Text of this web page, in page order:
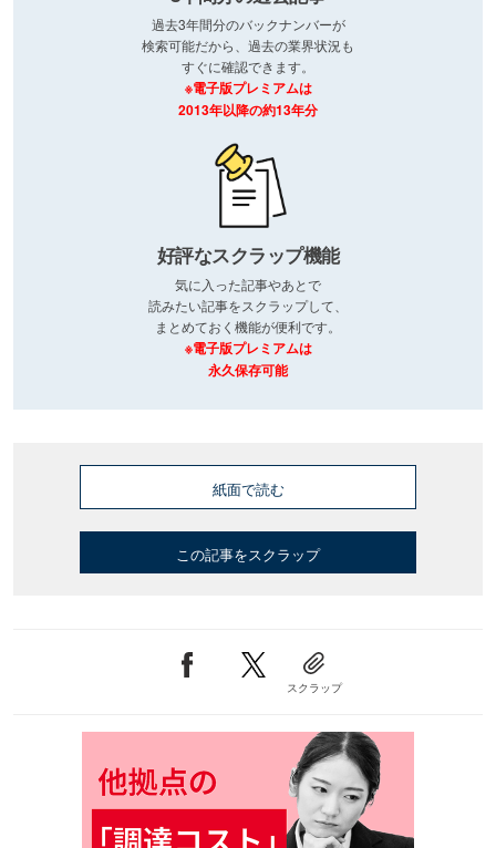
過去3年間分のバックナンバーが
検索可能だから、過去の業界状況も
すぐに確認できます。
※電子版プレミアムは
2013年以降の約13年分
好評なスクラップ機能
気に入った記事やあとで
読みたい記事をスクラップして、
まとめておく機能が便利です。
※電子版プレミアムは
永久保存可能
紙面で読む
この記事をスクラップ
スクラップ